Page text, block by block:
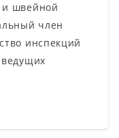
и швейной
член
инспекций